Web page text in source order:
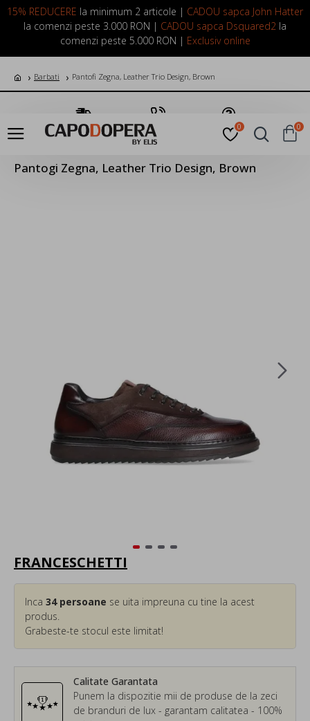
15% REDUCERE la minimum 2 articole | CADOU sapca John Hatter
la comenzi peste 3.000 RON | CADOU sapca Dsquared2 la
comenzi peste 5.000 RON | Exclusiv online
LOGIN INREGISTRARE
0 0
Barbati Pantofi Zegna, Leather Trio Design, Brown
Transport Gratuit Suna Acum Pune o Intrebare
Pantogi Zegna, Leather Trio Design, Brown
FRANCESCHETTI
Calitate Garantata
Punem la dispozitie mii de produse de la zeci
de branduri de lux - garantam calitatea - 100%
Inca 34persoane se uita impreuna cu tine la acest
produs.
Grabeste-te stocul este limitat!